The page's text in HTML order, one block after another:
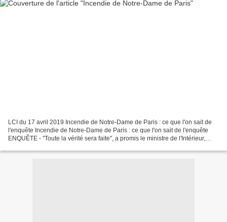
LCI du 17 avril 2019 Incendie de Notre-Dame de Paris : ce que l'on sait de
l'enquête Incendie de Notre-Dame de Paris : ce que l'on sait de l'enquête
ENQUÊTE - "Toute la vérité sera faite", a promis le ministre de l'Intérieur,